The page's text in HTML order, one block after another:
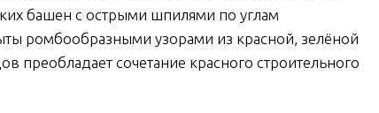
башен с острыми шпилями по углам
ромбообразными узорами из красной, зелёной
преобладает сочетание красного строительного